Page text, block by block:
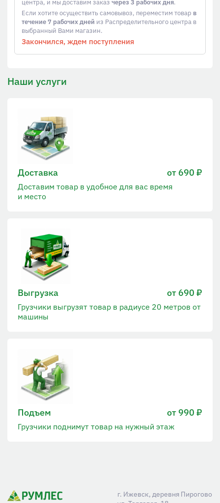
центра, и мы доставим заказ через 3 рабочих дня.
Если хотите осуществить самовывоз, переместим товар в
течение 7 рабочих дней из Распределительного центра в
выбранный Вами магазин.
Закончился, ждем поступления
Наши услуги
Доставка от 690 ₽
Доставим товар в удобное для вас время
и место
Выгрузка от 690 ₽
Грузчики выгрузят товар в радиусе 20 метров от
машины
Подъем от 990 ₽
Грузчики поднимут товар на нужный этаж
г. Ижевск, деревня Пирогово